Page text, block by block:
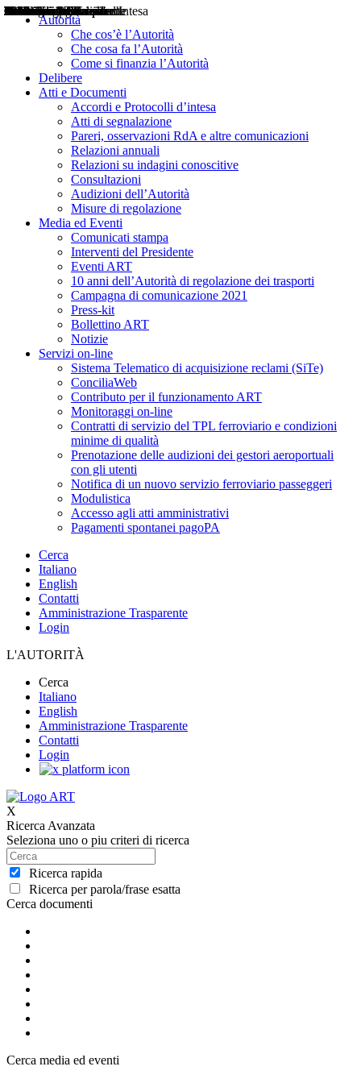
Autorità
Che cos’è l’Autorità
Che cosa fa l’Autorità
Come si finanzia l’Autorità
Delibere
Atti e Documenti
Accordi e Protocolli d’intesa
Atti di segnalazione
Pareri, osservazioni RdA e altre comunicazioni
Relazioni annuali
Relazioni su indagini conoscitive
Consultazioni
Audizioni dell’Autorità
Misure di regolazione
Media ed Eventi
Comunicati stampa
Interventi del Presidente
Eventi ART
10 anni dell’Autorità di regolazione dei trasporti
Campagna di comunicazione 2021
Press-kit
Bollettino ART
Notizie
Servizi on-line
Sistema Telematico di acquisizione reclami (SiTe)
ConciliaWeb
Contributo per il funzionamento ART
Monitoraggi on-line
Contratti di servizio del TPL ferroviario e condizioni
minime di qualità
Prenotazione delle audizioni dei gestori aeroportuali
con gli utenti
Notifica di un nuovo servizio ferroviario passeggeri
Modulistica
Accesso agli atti amministrativi
Pagamenti spontanei pagoPA
Cerca
Italiano
English
Contatti
Amministrazione Trasparente
Login
L'AUTORITÀ
Cerca
Italiano
English
Amministrazione Trasparente
Contatti
Login
X
Ricerca Avanzata
Seleziona uno o piu criteri di ricerca
Ricerca rapida
Ricerca per parola/frase esatta
Cerca documenti
Delibere
Pareri
Consultazioni
Audizioni
Atti di Segnalazione
Accordi e Protocolli d'Intesa
Relazioni annuali
Misure di regolazione
Cerca media ed eventi
Notizie
Comunicati Stampa
Bollettini ART
Convegni ART
Interviste del Presidente
Articoli in primo piano
Interventi del Presidente
2004
2005
2010
2013
2014
2015
2016
2017
2018
2019
202
2020
2021
2022
2023
2024
2025
2026
Aereo
Marittimo
Terrestre